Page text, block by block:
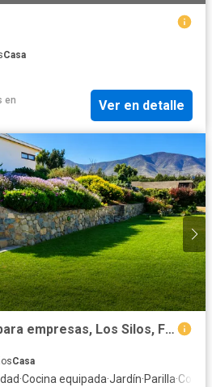
Casa
en
Ver en detalle
Parcela en Arriendo para empresas, Los Silos, Fundo Loreto
Casa
·Cocina equipada·Jardín·Parilla·